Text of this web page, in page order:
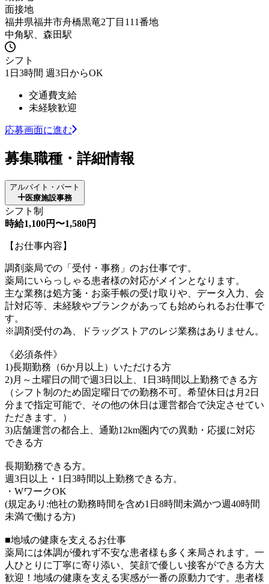
面接地
福井県福井市舟橋黒竜2丁目111番地
中角駅、森田駅
シフト
1日3時間 週3日からOK
交通費支給
未経験歓迎
応募画面に進む
募集職種・詳細情報
アルバイト・パート
医療施設事務
シフト制
時給1,100円〜1,580円
【お仕事内容】
調剤薬局での「受付・事務」のお仕事です。
薬局にいらっしゃる患者様の対応がメインとなります。
主な業務は処方箋・お薬手帳の受け取りや、データ入力、会
計対応等、未経験やブランクがあっても始められるお仕事で
す。
※調剤受付の為、ドラッグストアのレジ業務はありません。
《必須条件》
1)長期勤務（6か月以上）いただける方
2)月～土曜日の間で週3日以上、1日3時間以上勤務できる方
（シフト制のため固定曜日での勤務不可。希望休日は月2日
分まで指定可能で、その他の休日は運営都合で決定させてい
ただきます。）
3)店舗運営の都合上、通勤12km圏内での異動・応援に対応
できる方
長期勤務できる方。
週3日以上・1日3時間以上勤務できる方。
・WワークOK
(規定あり:他社の勤務時間を含め1日8時間未満かつ週40時間
未満で働ける方)
■地域の健康を支えるお仕事
薬局には体調が優れず不安な患者様も多く来局されます。一
人ひとりに丁寧に寄り添い、笑顔で優しい接客ができる方大
歓迎！地域の健康を支える実感が一番の原動力です。患者様